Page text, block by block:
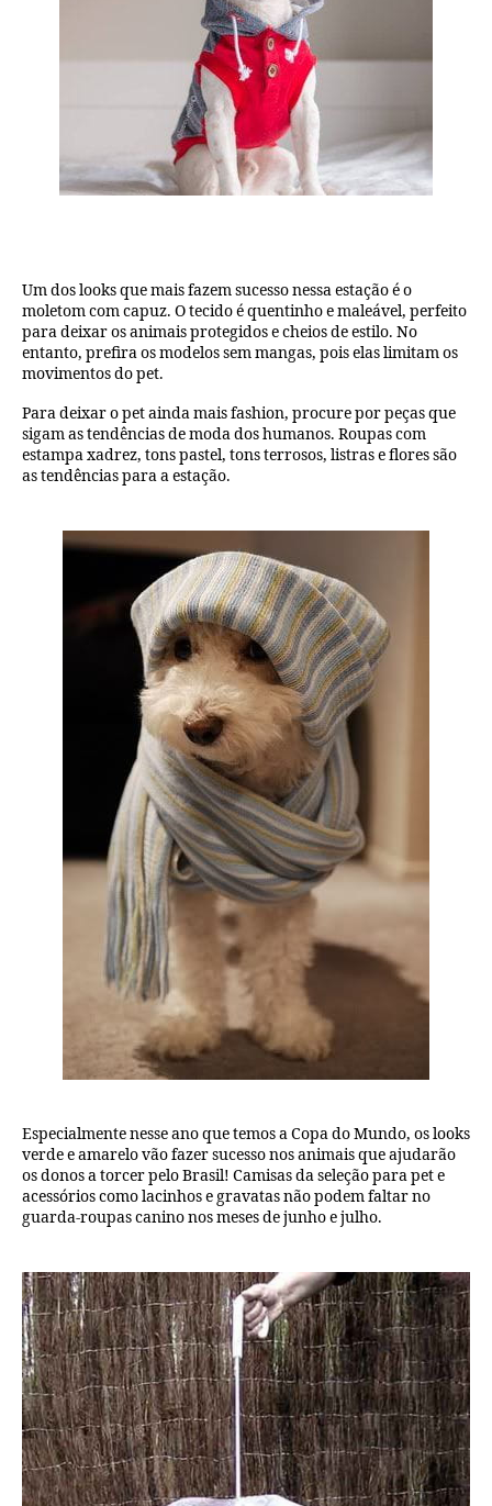
Um dos looks que mais fazem sucesso nessa estação é o
moletom com capuz. O tecido é quentinho e maleável, perfeito
para deixar os animais protegidos e cheios de estilo. No
entanto, prefira os modelos sem mangas, pois elas limitam os
movimentos do pet.
Para deixar o pet ainda mais fashion, procure por peças que
sigam as tendências de moda dos humanos. Roupas com
estampa xadrez, tons pastel, tons terrosos, listras e flores são
as tendências para a estação.
Especialmente nesse ano que temos a Copa do Mundo, os looks
verde e amarelo vão fazer sucesso nos animais que ajudarão
os donos a torcer pelo Brasil! Camisas da seleção para pet e
acessórios como lacinhos e gravatas não podem faltar no
guarda-roupas canino nos meses de junho e julho.